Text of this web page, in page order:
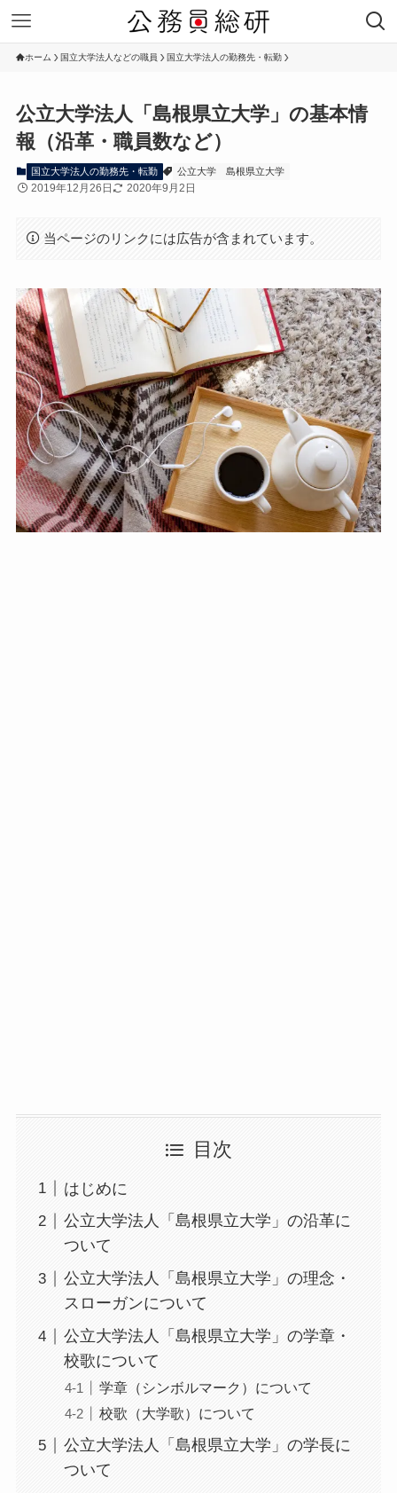
ホーム 国立大学法人などの職員 国立大学法人の勤務先・転勤
公立大学法人「島根県立大学」の基本情
報（沿革・職員数など）
国立大学法人の勤務先・転勤 公立大学 島根県立大学
2019年12月26日 2020年9月2日
当ページのリンクには広告が含まれています。
目次
はじめに
公立大学法人「島根県立大学」の沿革に
ついて
公立大学法人「島根県立大学」の理念・
スローガンについて
公立大学法人「島根県立大学」の学章・
校歌について
学章（シンボルマーク）について
校歌（大学歌）について
公立大学法人「島根県立大学」の学長に
ついて